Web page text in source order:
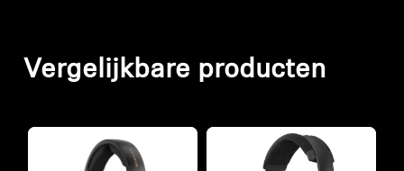
Vergelijkbare producten